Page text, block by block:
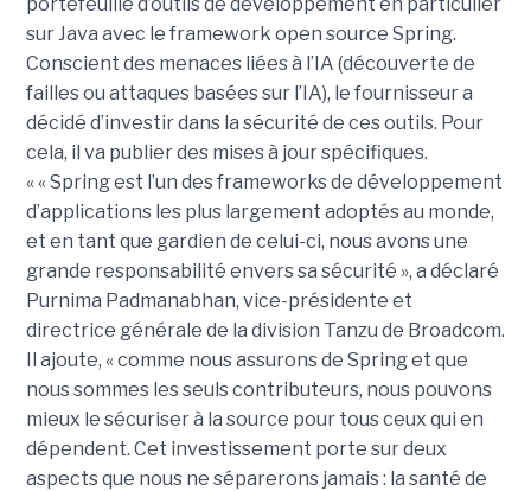
sur Java avec le framework open source Spring.
Conscient des menaces liées à l’IA (découverte de
failles ou attaques basées sur l’IA), le fournisseur a
décidé d’investir dans la sécurité de ces outils. Pour
cela, il va publier des mises à jour spécifiques.
« « Spring est l’un des frameworks de développement
d’applications les plus largement adoptés au monde,
et en tant que gardien de celui-ci, nous avons une
grande responsabilité envers sa sécurité », a déclaré
Purnima Padmanabhan, vice-présidente et
directrice générale de la division Tanzu de Broadcom.
Il ajoute, « comme nous assurons de Spring et que
nous sommes les seuls contributeurs, nous pouvons
mieux le sécuriser à la source pour tous ceux qui en
dépendent. Cet investissement porte sur deux
aspects que nous ne séparerons jamais : la santé de